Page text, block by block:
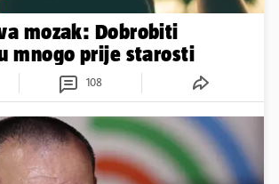
mozak: Dobrobiti
mnogo prije starosti
108